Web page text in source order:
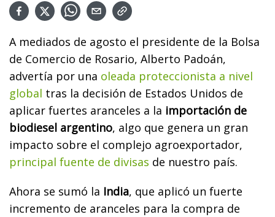
A mediados de agosto el presidente de la Bolsa
de Comercio de Rosario, Alberto Padoán,
advertía por una oleada proteccionista a nivel
global tras la decisión de Estados Unidos de
aplicar fuertes aranceles a la importación de
biodiesel argentino, algo que genera un gran
impacto sobre el complejo agroexportador,
principal fuente de divisas de nuestro país.
Ahora se sumó la India, que aplicó un fuerte
incremento de aranceles para la compra de